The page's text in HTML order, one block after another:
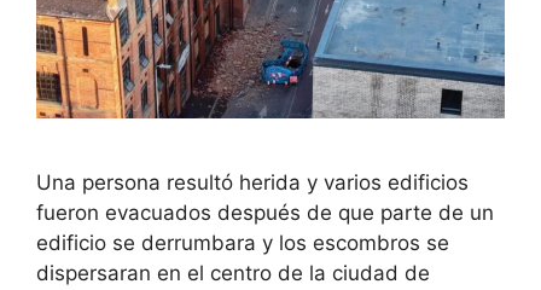
Una persona resultó herida y varios edificios
fueron evacuados después de que parte de un
edificio se derrumbara y los escombros se
dispersaran en el centro de la ciudad de